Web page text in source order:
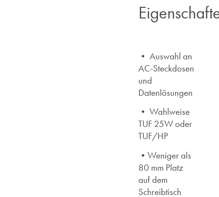
• Auswahl an
AC-Steckdosen
und
Datenlösungen
• Wahlweise
TUF 25W oder
TUF/HP
•Weniger als
80 mm Platz
auf dem
Schreibtisch